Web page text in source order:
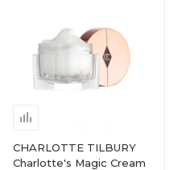
CHARLOTTE TILBURY
Charlotte's Magic Cream